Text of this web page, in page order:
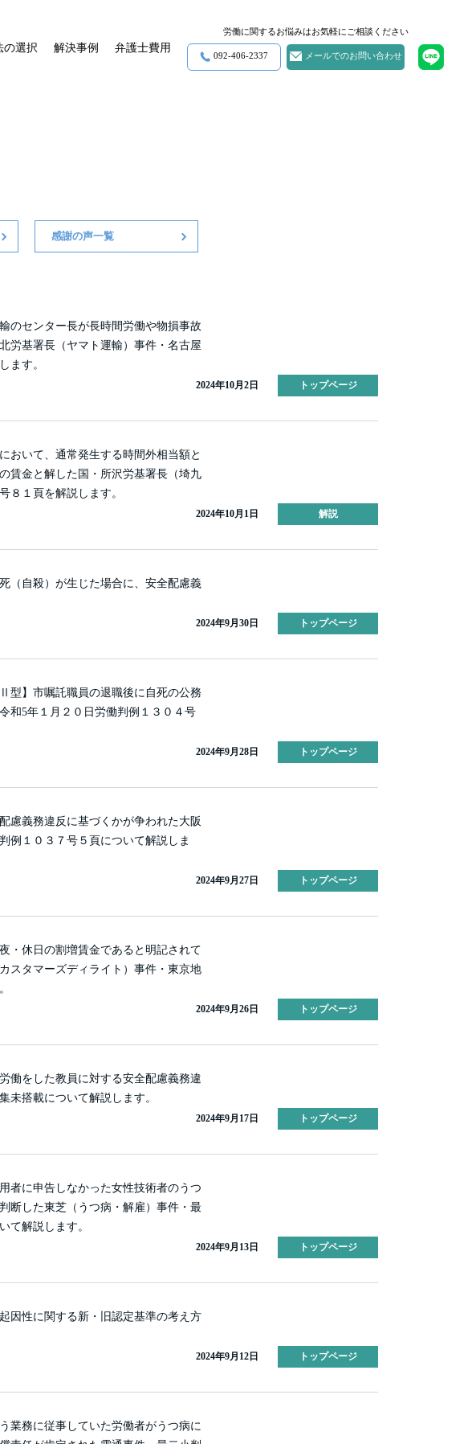
の選択 解決事例 弁護士費用
労働に関するお悩みはお気軽にご相談ください
092-406-2337 メールでのお問い合わせ
感謝の声一覧
のセンター長が長時間労働や物損事故
労基署長（ヤマト運輸）事件・名古屋
ます。
2024年10月2日 トップページ
おいて、通常発生する時間外相当額と
賃金と解した国・所沢労基署長（埼九
８１頁を解説します。
2024年10月1日 解説
（自殺）が生じた場合に、安全配慮義
2024年9月30日 トップページ
型】市嘱託職員の退職後に自死の公務
和5年１月２０日労働判例１３０４号
2024年9月28日 トップページ
慮義務違反に基づくかが争われた大阪
例１０３７号５頁について解説しま
2024年9月27日 トップページ
・休日の割増賃金であると明記されて
スタマーズディライト）事件・東京地
2024年9月26日 トップページ
働をした教員に対する安全配慮義務違
未搭載について解説します。
2024年9月17日 トップページ
者に申告しなかった女性技術者のうつ
断した東芝（うつ病・解雇）事件・最
て解説します。
2024年9月13日 トップページ
因性に関する新・旧認定基準の考え方
2024年9月12日 トップページ
業務に従事していた労働者がうつ病に